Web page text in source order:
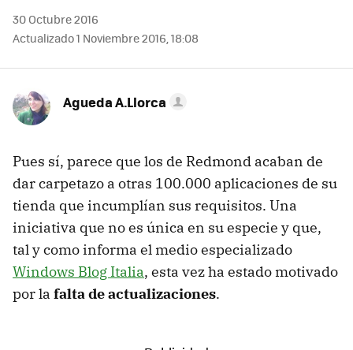
30 Octubre 2016
Actualizado 1 Noviembre 2016, 18:08
Agueda A.Llorca
Pues sí, parece que los de Redmond acaban de
dar carpetazo a otras 100.000 aplicaciones de su
tienda que incumplían sus requisitos. Una
iniciativa que no es única en su especie y que,
tal y como informa el medio especializado
Windows Blog Italia, esta vez ha estado motivado
por la falta de actualizaciones.